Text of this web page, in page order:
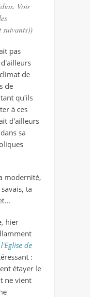
. Voir
suivants))
pas
de
de
qu'ils
à ces
d'ailleurs
sa
modernité,
ta
hier
de
:
étayer le
ne vient